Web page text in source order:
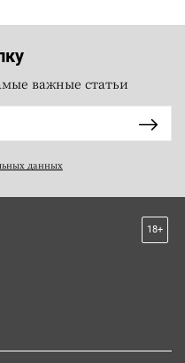
важные статьи
данных
18+